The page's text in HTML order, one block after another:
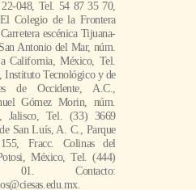
048, Tel. 54 87 35 70,
Colegio de la Frontera
escénica Tijuana-
Antonio del Mar, núm.
California, México, Tel.
Instituto Tecnológico y de
de Occidente, A.C.,
Gómez Morin, núm.
Jalisco, Tel. (33) 3669
San Luís, A. C., Parque
Fracc. Colinas del
México, Tel. (444)
Contacto: